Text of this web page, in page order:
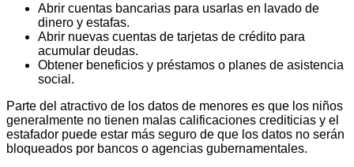
Abrir cuentas bancarias para usarlas en lavado de
dinero y estafas.
Abrir nuevas cuentas de tarjetas de crédito para
acumular deudas.
Obtener beneficios y préstamos o planes de asistencia
social.
Parte del atractivo de los datos de menores es que los niños
generalmente no tienen malas calificaciones crediticias y el
estafador puede estar más seguro de que los datos no serán
bloqueados por bancos o agencias gubernamentales.